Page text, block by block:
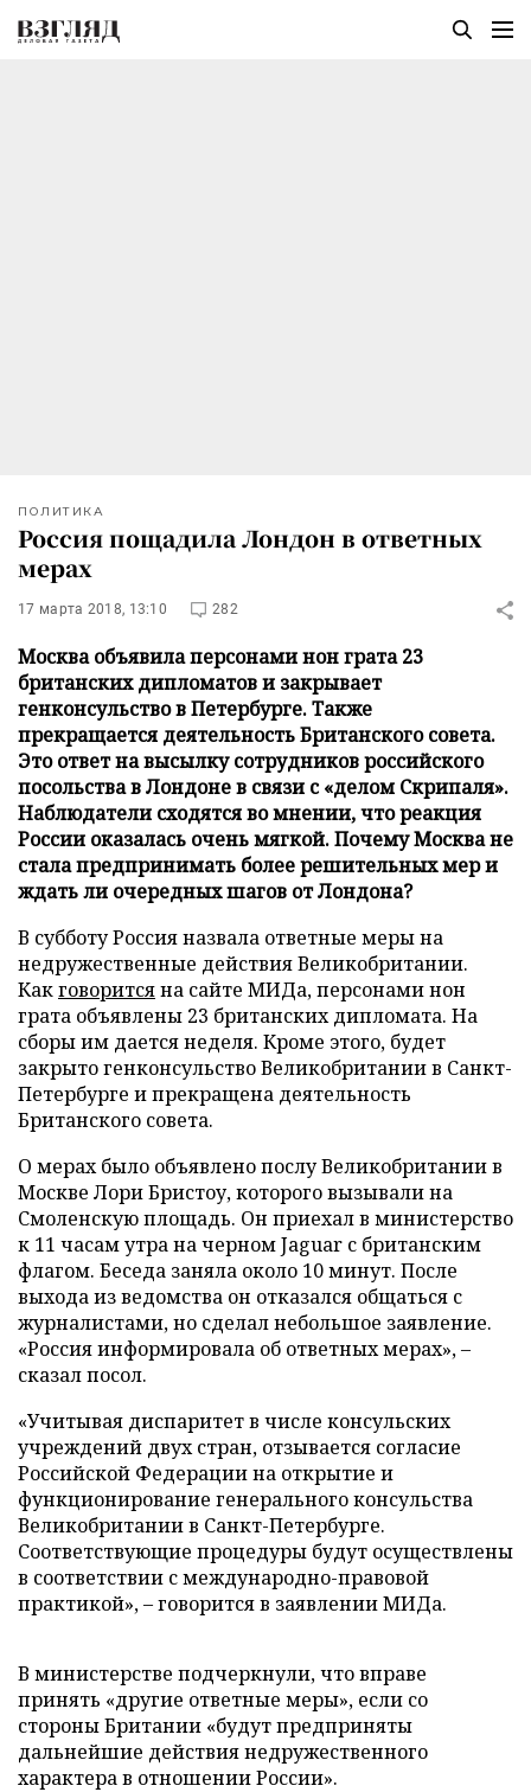
ПОЛИТИКА
Россия пощадила Лондон в ответных
мерах
17 марта 2018, 13:10 282
Москва объявила персонами нон грата 23
британских дипломатов и закрывает
генконсульство в Петербурге. Также
прекращается деятельность Британского совета.
Это ответ на высылку сотрудников российского
посольства в Лондоне в связи с «делом Скрипаля».
Наблюдатели сходятся во мнении, что реакция
России оказалась очень мягкой. Почему Москва не
стала предпринимать более решительных мер и
ждать ли очередных шагов от Лондона?
В субботу Россия назвала ответные меры на
недружественные действия Великобритании.
Какговоритсяна сайте МИДа, персонами нон
грата объявлены 23 британских дипломата. На
сборы им дается неделя. Кроме этого, будет
закрыто генконсульство Великобритании в Санкт-
Петербурге и прекращена деятельность
Британского совета.
О мерах было объявлено послу Великобритании в
Москве Лори Бристоу, которого вызывали на
Смоленскую площадь. Он приехал в министерство
к 11 часам утра на черном Jaguar с британским
флагом. Беседа заняла около 10 минут. После
выхода из ведомства он отказался общаться с
журналистами, но сделал небольшое заявление.
«Россия информировала об ответных мерах», –
сказал посол.
«Учитывая диспаритет в числе консульских
учреждений двух стран, отзывается согласие
Российской Федерации на открытие и
функционирование генерального консульства
Великобритании в Санкт-Петербурге.
Соответствующие процедуры будут осуществлены
в соответствии с международно-правовой
практикой», – говорится в заявлении МИДа.
В министерстве подчеркнули, что вправе
принять «другие ответные меры», если со
стороны Британии «будут предприняты
дальнейшие действия недружественного
характера в отношении России».